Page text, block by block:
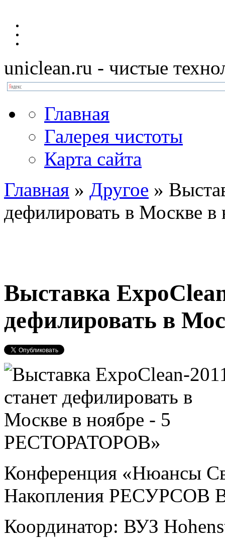
uniclean.ru - чистые
Главная
Галерея чистоты
Карта сайта
Главная » Другое »
дефилировать в Москве
Выставка
дефилировать в
РЕСТОРАТОРОВ»
Конференция «Нюансы
Накопления РЕСУРСОВ
Координатор: ВУЗ